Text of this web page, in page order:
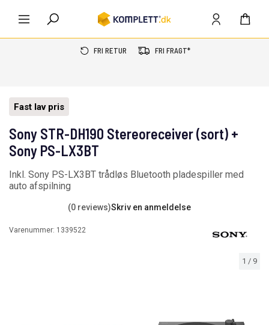
FRI RETUR FRI FRAGT*
1 / 9
Fast lav pris
Sony STR-DH190 Stereoreceiver (sort) +
Sony PS-LX3BT
Inkl. Sony PS-LX3BT trådløs Bluetooth pladespiller med
auto afspilning
(0 reviews)Skriv en anmeldelse
Varenummer: 1339522